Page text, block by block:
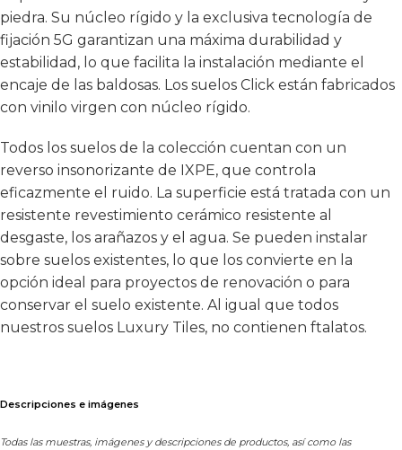
piedra. Su núcleo rígido y la exclusiva tecnología de
fijación 5G garantizan una máxima durabilidad y
estabilidad, lo que facilita la instalación mediante el
encaje de las baldosas. Los suelos Click están fabricados
con vinilo virgen con núcleo rígido.
Todos los suelos de la colección cuentan con un
reverso insonorizante de IXPE, que controla
eficazmente el ruido. La superficie está tratada con un
resistente revestimiento cerámico resistente al
desgaste, los arañazos y el agua. Se pueden instalar
sobre suelos existentes, lo que los convierte en la
opción ideal para proyectos de renovación o para
conservar el suelo existente. Al igual que todos
nuestros suelos Luxury Tiles, no contienen ftalatos.
Descripciones e imágenes
Todas las muestras, imágenes y descripciones de productos, así como las